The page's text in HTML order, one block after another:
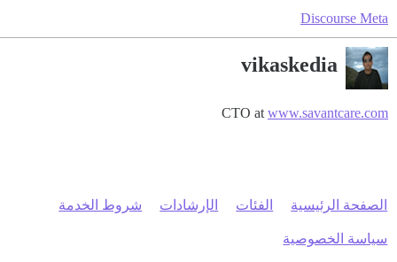
Discourse Meta
vikaskedia
CTO at www.savantcare.com
الصفحة الرئيسية الفئات الإرشادات شروط الخدمة
سياسة الخصوصية